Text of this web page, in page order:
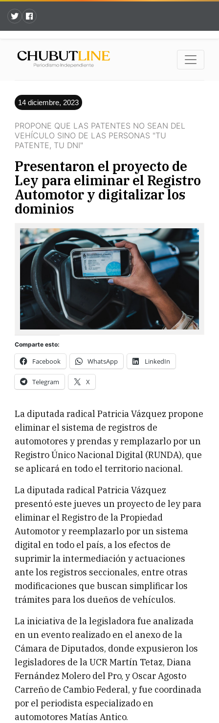
14 diciembre, 2023
PROPONE QUE LAS PATENTES NO SEAN DEL
VEHÍCULO SINO DE LAS PERSONAS "TU
PATENTE, TU DNI"
Presentaron el proyecto de
Ley para eliminar el Registro
Automotor y digitalizar los
dominios
Comparte esto:
Facebook WhatsApp LinkedIn
Telegram X
La diputada radical Patricia Vázquez propone
eliminar el sistema de registros de
automotores y prendas y remplazarlo por un
Registro Único Nacional Digital (RUNDA), que
se aplicará en todo el territorio nacional.
La diputada radical Patricia Vázquez
presentó este jueves un proyecto de ley para
eliminar el Registro de la Propiedad
Automotor y reemplazarlo por un sistema
digital en todo el país, a los efectos de
suprimir la intermediación y actuaciones
ante los registros seccionales, entre otras
modificaciones que buscan simplificar los
trámites para los dueños de vehículos.
La iniciativa de la legisladora fue analizada
en un evento realizado en el anexo de la
Cámara de Diputados, donde expusieron los
legisladores de la UCR Martín Tetaz, Diana
Fernández Molero del Pro, y Oscar Agosto
Carreño de Cambio Federal, y fue coordinada
por el periodista especializado en
automotores Matías Antico.